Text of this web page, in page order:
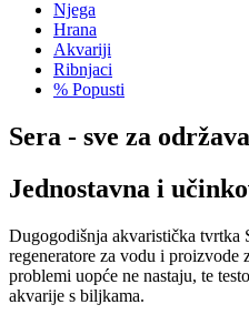
Njega
Hrana
Akvariji
Ribnjaci
% Popusti
Sera - sve za
Jednostavna i
Dugogodišnja akvaristička tvrtka
regeneratore za vodu i proizvode
problemi uopće ne nastaju, te
akvarije s biljkama.